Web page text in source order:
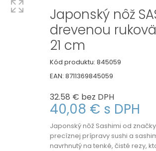
Japonský nôž
drevenou
21 cm
Kód produktu: 845059
EAN: 8711369845059
32.58 € bez DPH
40,08 € s DPH
Japonský nôž Sashimi od
precíznej prípravy sushi a
navrhnutý na tenké, čisté rezy,